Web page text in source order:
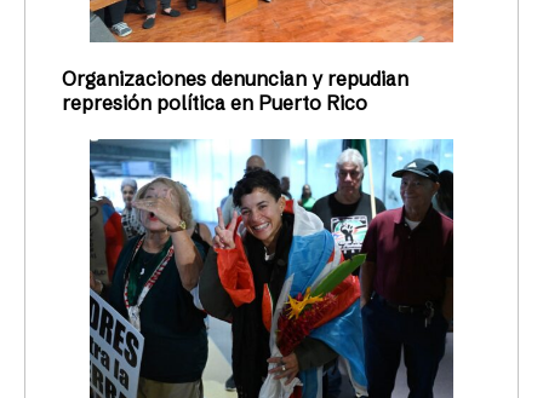
Organizaciones denuncian y repudian
represión política en Puerto Rico